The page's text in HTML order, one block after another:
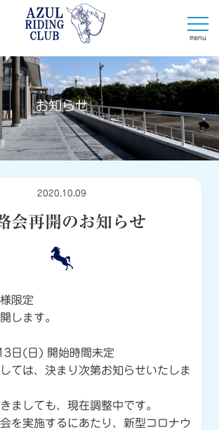
menu
お知らせ
2020.10.09
会再開のお知らせ
限定
します。
日(日) 開始時間未定
ては、決まり次第お知らせいたしま
ましても、現在調整中です。
を実施するにあたり、新型コロナウ